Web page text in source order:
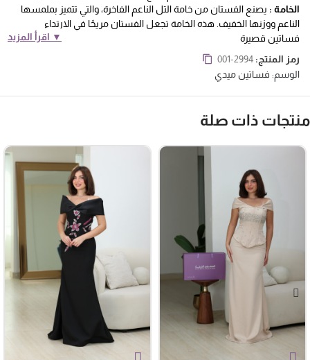
▼ اقرأ المزيد
الخامة :يصنع الفستان من خامة التل الناعم الفاخرة، والتي تتميز بملمسها
الناعم ووزنها الخفيف. هذه الخامة تجعل الفستان مريحًا في الارتداء
فساتين قصيرة
رمز المنتج:001-2994
الوسم:فساتين ميدي
ذات صلة